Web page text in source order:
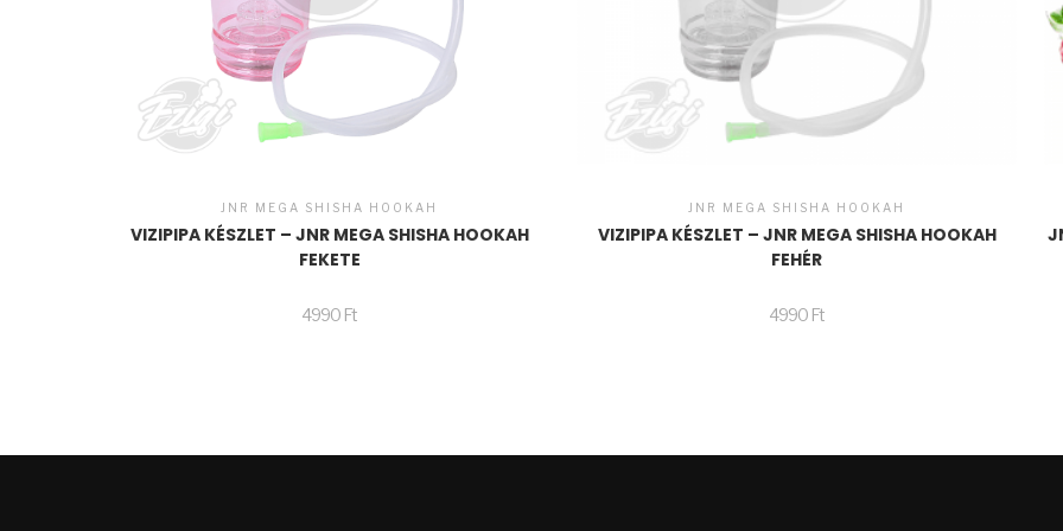
JNR MEGA SHISHA HOOKAH
VIZIPIPA KÉSZLET – JNR MEGA SHISHA HOOKAH
FEKETE
4990 Ft
JNR MEGA SHISHA HOOKAH
VIZIPIPA KÉSZLET – JNR MEGA SHISHA HOOKAH
FEHÉR
4990 Ft